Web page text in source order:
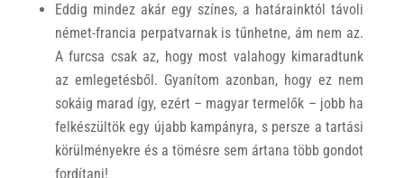
Eddig mindez akár egy színes, a határainktól távoli
német-francia perpatvarnak is tűnhetne, ám nem az.
A furcsa csak az, hogy most valahogy kimaradtunk
az emlegetésből. Gyanítom azonban, hogy ez nem
sokáig marad így, ezért – magyar termelők – jobb ha
felkészültök egy újabb kampányra, s persze a tartási
körülményekre és a tömésre sem ártana több gondot
fordítani!